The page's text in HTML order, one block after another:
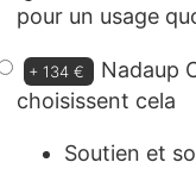
pour un usage
+ 134 € Nadaup
choisissent cela
Soutien et